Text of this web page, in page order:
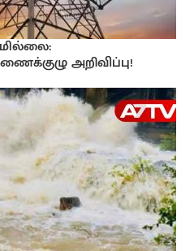
அறிவிப்பு!